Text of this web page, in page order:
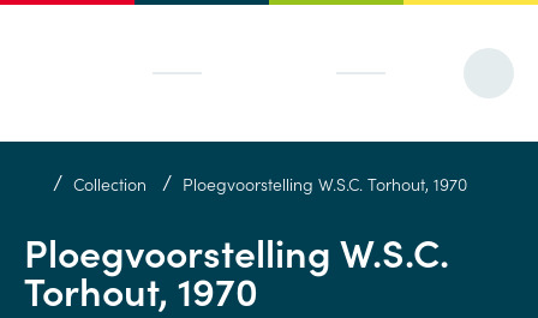
/ Collection / Ploegvoorstelling W.S.C. Torhout, 1970
Ploegvoorstelling W.S.C.
Torhout, 1970